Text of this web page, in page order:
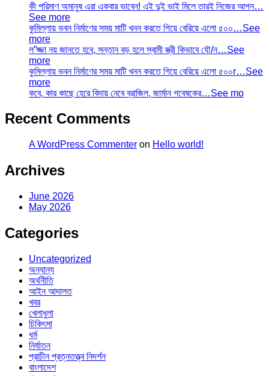
কী পরিমাণ অমানুষ এরা একবার ভাবেন! এই দুই ভাই মিলে তারই নিজের আপন…
See more
কুমিল্লায় ভবন নির্মাণের সময় মাটি খনন করতে গিয়ে বেরিয়ে এলো ৫০০…See
more
ল”জ্জা নয় জানতে হবে, সন্তান বড় হলে স্বামী স্ত্রী কিভাবে যৌ/ন…See
more
কুমিল্লায় ভবন নির্মাণের সময় মাটি খনন করতে গিয়ে বেরিয়ে এলো ৫০০r…See
more
কবে, কার কাছে হেরে বিদায় নেবে ব্রাজিল, জার্মান গবেষকের…See mo
Recent Comments
A WordPress Commenter on Hello world!
Archives
June 2026
May 2026
Categories
Uncategorized
অন্যান্য
অর্থনীতি
আইন আদালত
খবর
খেলাধুলা
চিকিৎসা
ধর্ম
নির্যাতন
প্রাচীন প্রত্নতত্ত্ব নিদর্শন
বাংলাদেশ